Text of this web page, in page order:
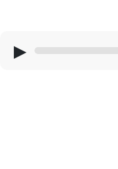
▶